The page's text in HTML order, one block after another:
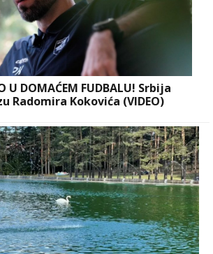
U DOMAĆEM FUDBALU! Srbija
Radomira Kokovića (VIDEO)